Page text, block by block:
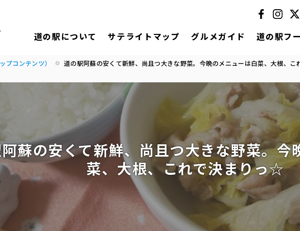
道の駅について サテライトマップ グルメガイド 道の駅フ
プコンテンツ） 道の駅阿蘇の安くて新鮮、尚且つ大きな野菜。今晩のメニューは白菜、大根、
蘇の安くて新鮮、尚且つ大きな野菜。今
菜、大根、これで決まりっ☆